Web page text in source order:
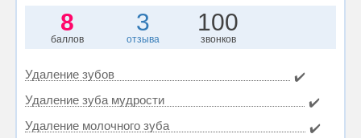
8
баллов
3
отзыва
100
звонков
Удаление зубов
✔️
Удаление зуба мудрости
✔️
Удаление молочного зуба
✔️